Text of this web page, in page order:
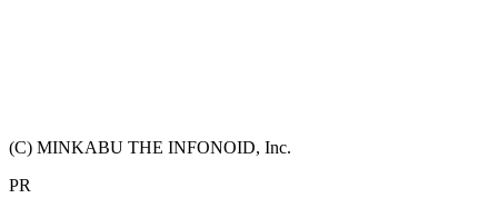
(C) MINKABU THE INFONOID, Inc.
PR